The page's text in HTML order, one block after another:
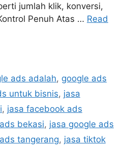
jumlah klik, konversi,
Penuh Atas … Read
ads adalah, google ads
untuk bisnis, jasa
, jasa facebook ads
bekasi, jasa google ads
tangerang, jasa tiktok